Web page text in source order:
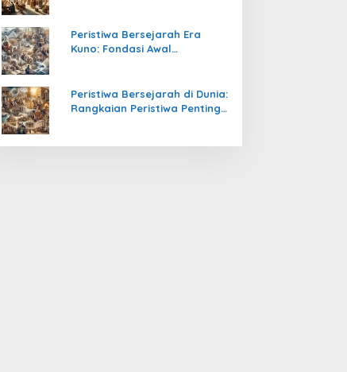
Peristiwa Bersejarah Era
Kuno: Fondasi Awal
Peristiwa Bersejarah di Dunia:
Rangkaian Peristiwa Penting